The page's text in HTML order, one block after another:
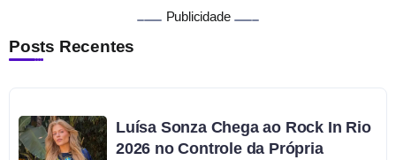
Publicidade
Posts Recentes
Luísa Sonza Chega ao Rock In Rio
2026 no Controle da Própria